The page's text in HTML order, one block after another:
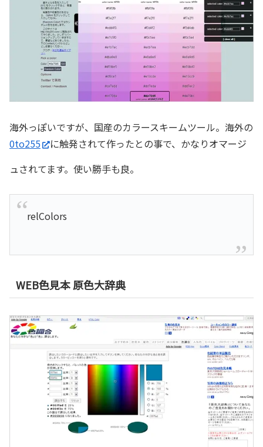
海外っぽいですが、国産のカラースキームツール。海外の
0to255
に触発されて作ったとの事で、かなりオマージ
ュされてます。使い勝手も良。
relColors
WEB色見本 原色大辞典